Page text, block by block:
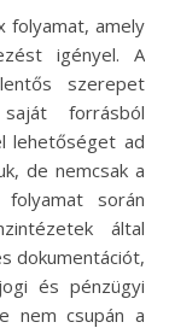
igényel. A
szerepet
forrásból
lehetőséget ad
de nemcsak a
során
által
dokumentációt,
és pénzügyi
nem csupán a